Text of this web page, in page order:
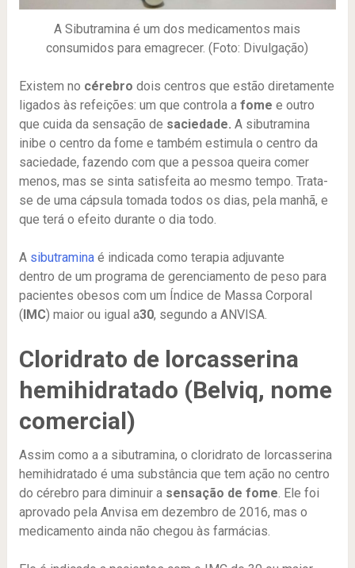
A Sibutramina é um dos medicamentos mais
consumidos para emagrecer. (Foto: Divulgação)
Existem no cérebro dois centros que estão diretamente
ligados às refeições: um que controla a fome e outro
que cuida da sensação de saciedade. A sibutramina
inibe o centro da fome e também estimula o centro da
saciedade, fazendo com que a pessoa queira comer
menos, mas se sinta satisfeita ao mesmo tempo. Trata-
se de uma cápsula tomada todos os dias, pela manhã, e
que terá o efeito durante o dia todo.
A sibutraminaé indicada como terapia adjuvante
dentro de um programa de gerenciamento de peso para
pacientes obesos com um Índice de Massa Corporal
( IMC) maior ou igual a30, segundo a ANVISA.
Cloridrato de lorcasserina
hemihidratado (Belviq, nome
comercial)
Assim como a a sibutramina, o cloridrato de lorcasserina
hemihidratado é uma substância que tem ação no centro
do cérebro para diminuir asensação de fome. Ele foi
aprovado pela Anvisa em dezembro de 2016, mas o
medicamento ainda não chegou às farmácias.